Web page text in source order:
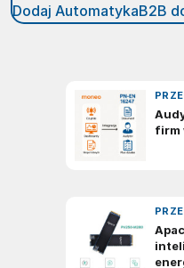
Dodaj AutomatykaB2B